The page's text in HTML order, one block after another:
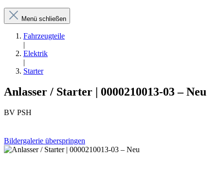
Menü schließen
Fahrzeugteile
|
Elektrik
|
Starter
Anlasser / Starter | 0000210013-03 – Neu
BV PSH
Bildergalerie überspringen